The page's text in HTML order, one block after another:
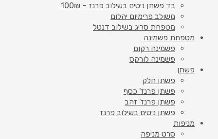
בד פשתן ניטים בשילוב פרנז – 100₪
משולב פרימיום יהלום
מטפחת סריג בשילוב דנטל
מטפחת פשמינה
פשמינה רקום
פשמינה לורקס
פשתן
פשתן חלק
פשתן פרנז' כסף
פשתן פרנז' זהב
פשתן ניטים בשילוב פרנז
מניפות
סרט מניפה